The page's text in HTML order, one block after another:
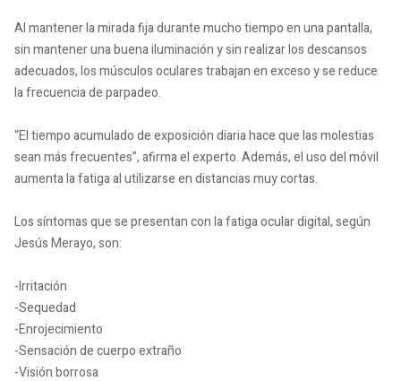
Al mantener la mirada fija durante mucho tiempo en una pantalla,
sin mantener una buena iluminación y sin realizar los descansos
adecuados, los músculos oculares trabajan en exceso y se reduce
la frecuencia de parpadeo.
“El tiempo acumulado de exposición diaria hace que las molestias
sean más frecuentes”, afirma el experto. Además, el uso del móvil
aumenta la fatiga al utilizarse en distancias muy cortas.
Los síntomas que se presentan con la fatiga ocular digital, según
Jesús Merayo, son:
-Irritación
-Sequedad
-Enrojecimiento
-Sensación de cuerpo extraño
-Visión borrosa